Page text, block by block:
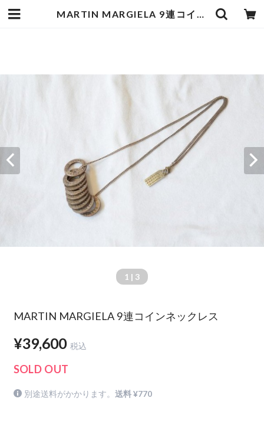
MARTIN MARGIELA 9連コインネックレス | goodbadstore
1 | 3
MARTIN MARGIELA 9連コインネックレス
¥39,600 税込
SOLD OUT
別途送料がかかります。送料 ¥770